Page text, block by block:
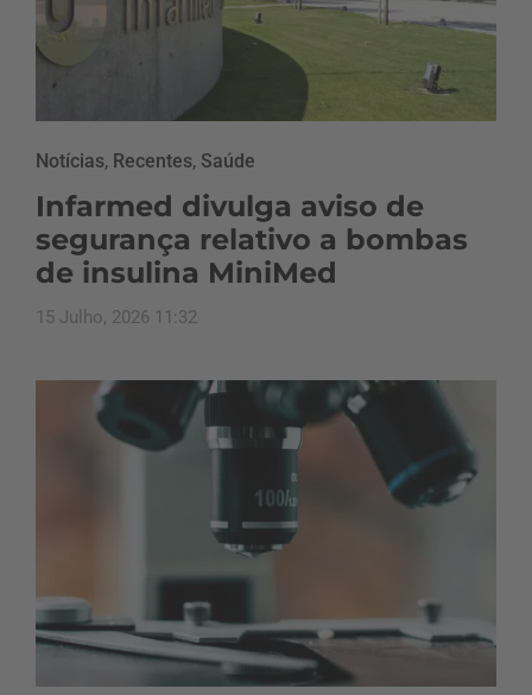
Notícias, Recentes, Saúde
Infarmed divulga aviso de
segurança relativo a bombas
de insulina MiniMed
15 Julho, 2026 11:32